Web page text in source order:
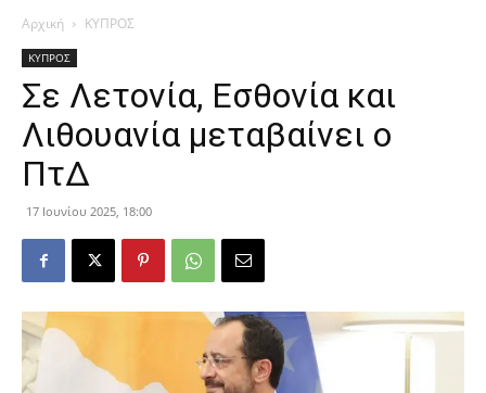
Αρχική ΚΥΠΡΟΣ
ΚΥΠΡΟΣ
Σε Λετονία, Εσθονία και
Λιθουανία μεταβαίνει ο
ΠτΔ
17 Ιουνίου 2025, 18:00